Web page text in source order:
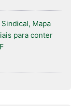
Mapa
para conter